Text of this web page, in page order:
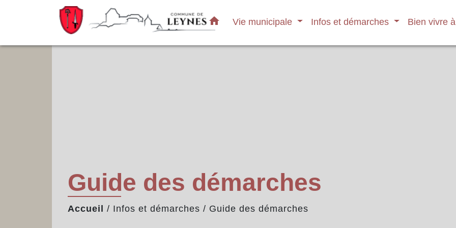
home Vie municipale Infos et démarches Bien vivre
Guide des démarches
Accueil / Infos et démarches / Guide des démarches